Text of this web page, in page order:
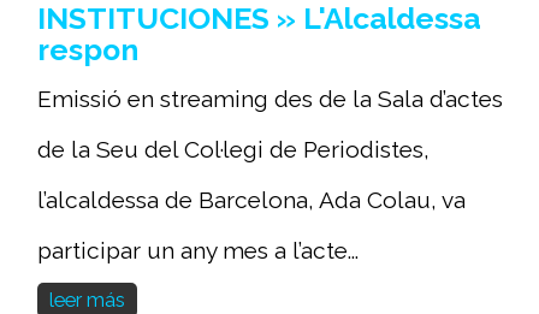
INSTITUCIONES » L'Alcaldessa
respon
Emissió en streaming des de la Sala d’actes
de la Seu del Col·legi de Periodistes,
l’alcaldessa de Barcelona, Ada Colau, va
participar un any mes a l’acte...
leer más